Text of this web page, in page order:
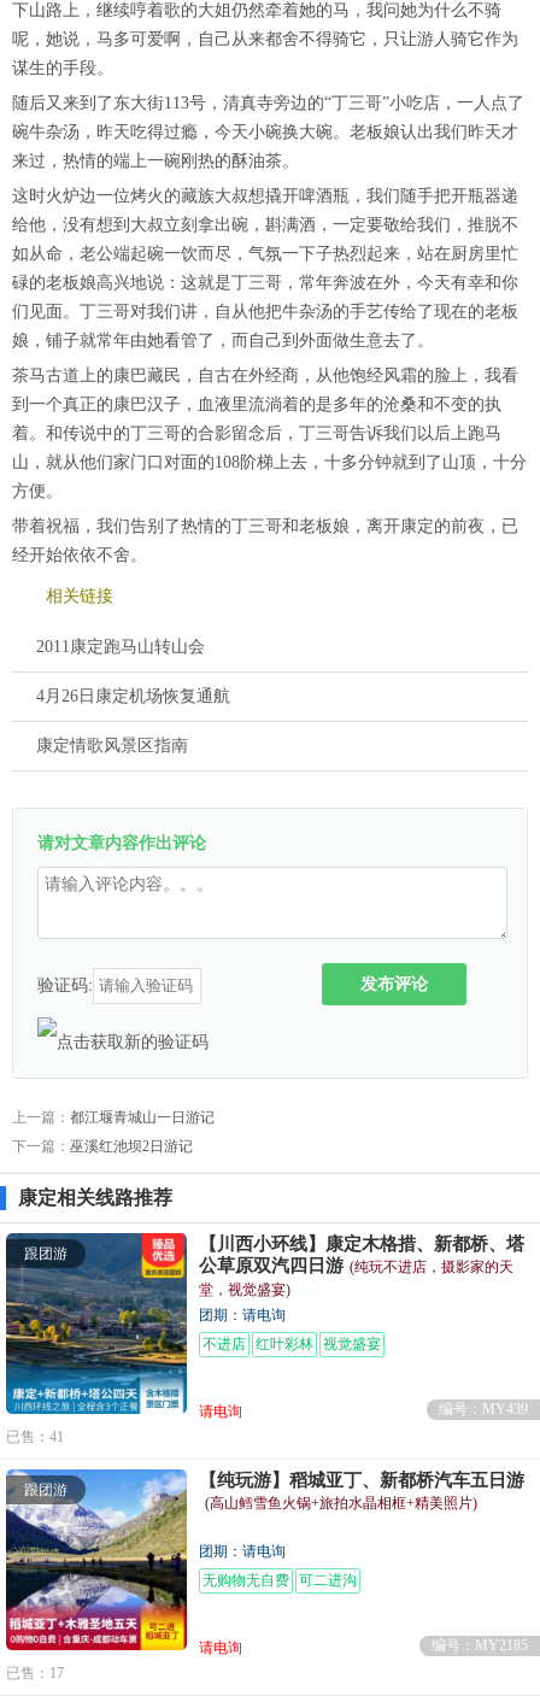
下山路上，继续哼着歌的大姐仍然牵着她的马，我问她为什么不骑
呢，她说，马多可爱啊，自己从来都舍不得骑它，只让游人骑它作为
谋生的手段。
随后又来到了东大街113号，清真寺旁边的“丁三哥”小吃店，一人点了
碗牛杂汤，昨天吃得过瘾，今天小碗换大碗。老板娘认出我们昨天才
来过，热情的端上一碗刚热的酥油茶。
这时火炉边一位烤火的藏族大叔想撬开啤酒瓶，我们随手把开瓶器递
给他，没有想到大叔立刻拿出碗，斟满酒，一定要敬给我们，推脱不
如从命，老公端起碗一饮而尽，气氛一下子热烈起来，站在厨房里忙
碌的老板娘高兴地说：这就是丁三哥，常年奔波在外，今天有幸和你
们见面。丁三哥对我们讲，自从他把牛杂汤的手艺传给了现在的老板
娘，铺子就常年由她看管了，而自己到外面做生意去了。
茶马古道上的康巴藏民，自古在外经商，从他饱经风霜的脸上，我看
到一个真正的康巴汉子，血液里流淌着的是多年的沧桑和不变的执
着。和传说中的丁三哥的合影留念后，丁三哥告诉我们以后上跑马
山，就从他们家门口对面的108阶梯上去，十多分钟就到了山顶，十分
方便。
带着祝福，我们告别了热情的丁三哥和老板娘，离开康定的前夜，已
经开始依依不舍。
相关链接
2011康定跑马山转山会
4月26日康定机场恢复通航
康定情歌风景区指南
请对文章内容作出评论
验证码: 发布评论
上一篇： 都江堰青城山一日游记
下一篇： 巫溪红池坝2日游记
康定相关线路推荐
跟团游
【川西小环线】康定木格措、新都桥、塔
公草原双汽四日游 (纯玩不进店，摄影家的天
堂，视觉盛宴)
团期：请电询
不进店 红叶彩林 视觉盛宴
请电询
编号：MY439
已售：41
跟团游 【纯玩游】稻城亚丁、新都桥汽车五日游
(高山鳕雪鱼火锅+旅拍水晶相框+精美照片)
团期：请电询
无购物无自费 可二进沟
请电询
编号：MY2185
已售：17